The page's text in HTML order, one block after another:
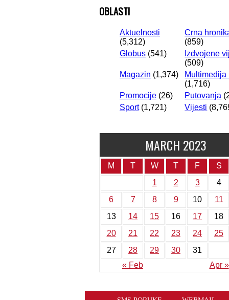
OBLASTI
Aktuelnosti
(5,312)
Crna
(859)
Globus (541)
Izdvojene
(509)
Magazin (1,374)
Multimedija
(1,716)
Promocije (26) Putovanja
Sport(1,721) Vijesti
MARCH 2023
M T W T F S
« Feb Apr »
1 2 3 4
6
7 8 9 10 11
13
14 15 16 17 18
20
21 22 23 24 25
27
28 29 30 31